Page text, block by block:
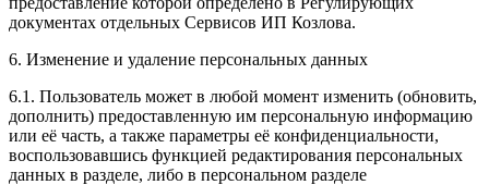
документах отдельных Сервисов ИП Козлова.
6. Изменение и удаление персональных данных
6.1. Пользователь может в любой момент изменить (обновить,
дополнить) предоставленную им персональную информацию
или её часть, а также параметры её конфиденциальности,
воспользовавшись функцией редактирования персональных
данных в разделе, либо в персональном разделе